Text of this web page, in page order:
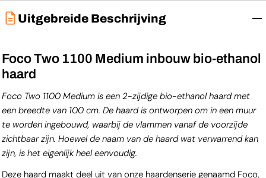
Uitgebreide Beschrijving
Foco Two 1100 Medium inbouw bio-ethanol
haard
Foco Two 1100 Medium is een 2-zijdige bio-ethanol haard met
een breedte van 100 cm. De haard is ontworpen om in een muur
te worden ingebouwd, waarbij de vlammen vanaf de voorzijde
zichtbaar zijn. Hoewel de naam van de haard wat verwarrend kan
zijn, is het eigenlijk heel eenvoudig.
Deze haard maakt deel uit van onze haardenserie genaamd Foco,